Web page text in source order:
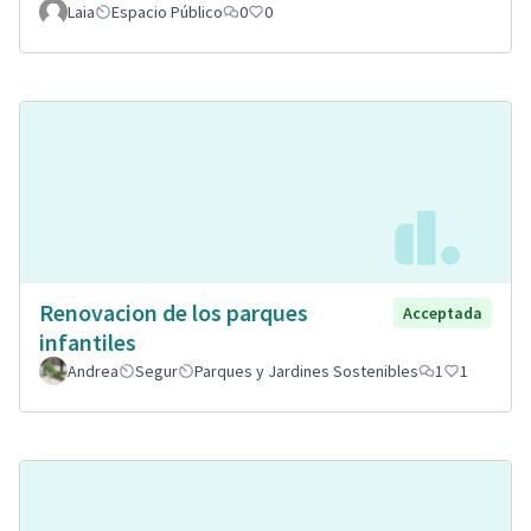
Laia Espacio Público 0 0
Renovacion de los parques
infantiles
Acceptada
Andrea Segur Parques y Jardines Sostenibles 1 1